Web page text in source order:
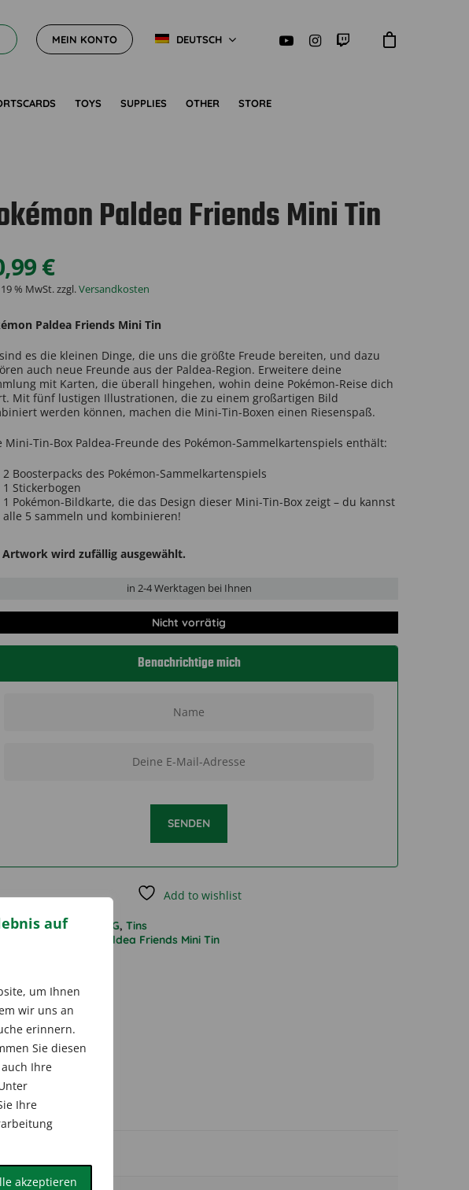
auf
um Ihnen
wir uns an
erinnern.
Sie diesen
Ihre
Ihre
akzeptieren
MEIN KONTO DEUTSCH
TOYS SUPPLIES OTHER STORE
Paldea Friends Mini Tin
€
% MwSt.zzgl.Versandkosten
Paldea Friends Mini Tin
es die kleinen Dinge, die uns die größte Freude bereiten, und dazu
auch neue Freunde aus der Paldea-Region. Erweitere deine
mit Karten, die überall hingehen, wohin deine Pokémon-Reise dich
Mit fünf lustigen Illustrationen, die zu einem großartigen Bild
werden können, machen die Mini-Tin-Boxen einen Riesenspaß.
Mini-Tin-Box Paldea-Freunde des Pokémon-Sammelkartenspiels enthält:
2 Boosterpacks des Pokémon-Sammelkartenspiels
1 Stickerbogen
1 Pokémon-Bildkarte, die das Design dieser Mini-Tin-Box zeigt – du kannst
alle 5 sammeln und kombinieren!
Artwork wird zufällig ausgewählt.
in 2-4 Werktagen bei Ihnen
Nicht vorrätig
Benachrichtige mich
SENDEN
Add to wishlist
Pokémon TCG, Tins
Pokémon Paldea Friends Mini Tin
(0)